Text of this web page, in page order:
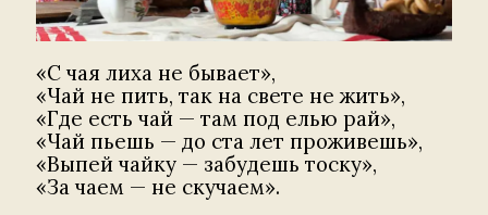
«С чая лиха не бывает»,
«Чай не пить, так на свете не жить»,
«Где есть чай — там под елью рай»,
«Чай пьешь — до ста лет проживешь»,
«Выпей чайку — забудешь тоску»,
«За чаем — не скучаем».